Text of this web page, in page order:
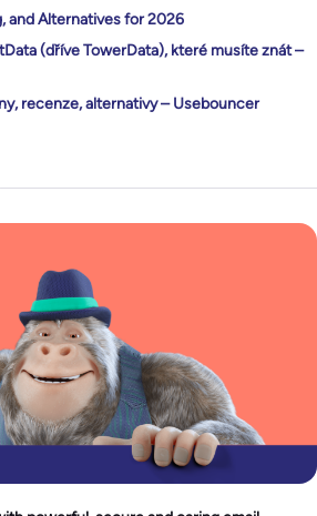
and Alternatives for 2026
(dříve TowerData), které musíte znát –
recenze, alternativy – Usebouncer